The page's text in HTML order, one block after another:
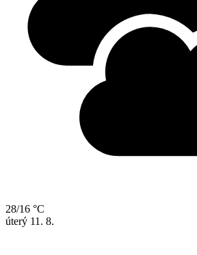
28/16 °C
úterý 11. 8.